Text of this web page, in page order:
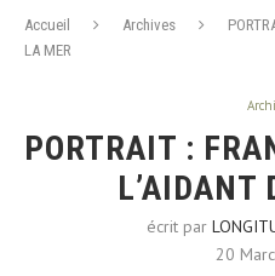
Accueil Archives
LA MER
PORTRAIT :
L’AIDANT
écrit par
20